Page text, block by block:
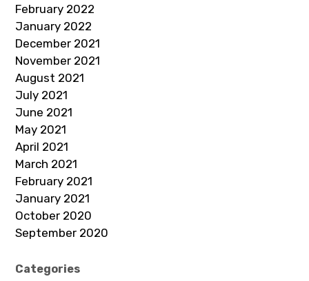
February 2022
January 2022
December 2021
November 2021
August 2021
July 2021
June 2021
May 2021
April 2021
March 2021
February 2021
January 2021
October 2020
September 2020
Categories